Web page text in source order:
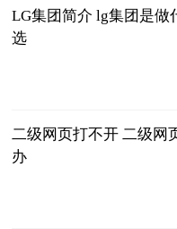
LG集团简介 lg集团是做
选
二级网页打不开 二级网
办